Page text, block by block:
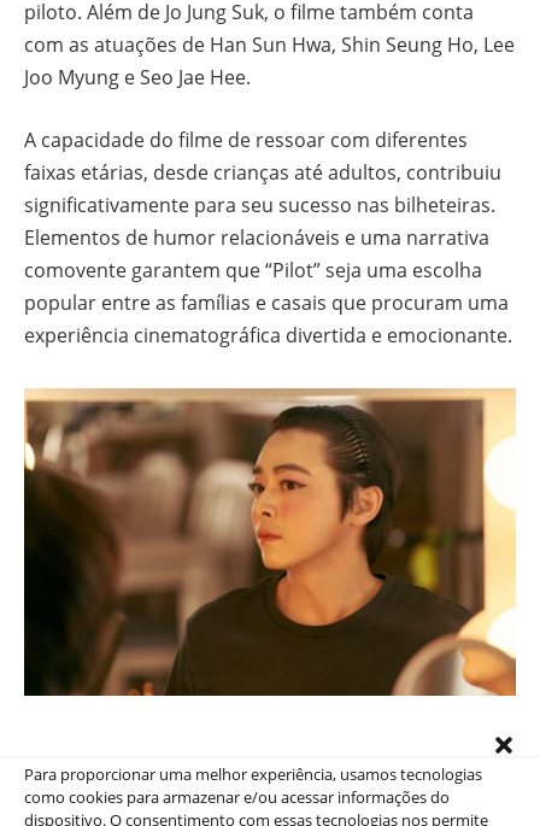
Para proporcionar uma melhor experiência, usamos tecnologias
como cookies para armazenar e/ou acessar informações do
dispositivo. O consentimento com essas tecnologias nos permite
piloto. Além de Jo Jung Suk, o filme também conta
com as atuações de Han Sun Hwa, Shin Seung Ho, Lee
Joo Myung e Seo Jae Hee.
A capacidade do filme de ressoar com diferentes
faixas etárias, desde crianças até adultos, contribuiu
significativamente para seu sucesso nas bilheteiras.
Elementos de humor relacionáveis e uma narrativa
comovente garantem que “Pilot” seja uma escolha
popular entre as famílias e casais que procuram uma
experiência cinematográfica divertida e emocionante.
“Pilot” se destacou rapidamente como um fenômeno
de bilheteria, demonstrando quecomédiae histórias
emocionantes ainda têm um lugar especial no